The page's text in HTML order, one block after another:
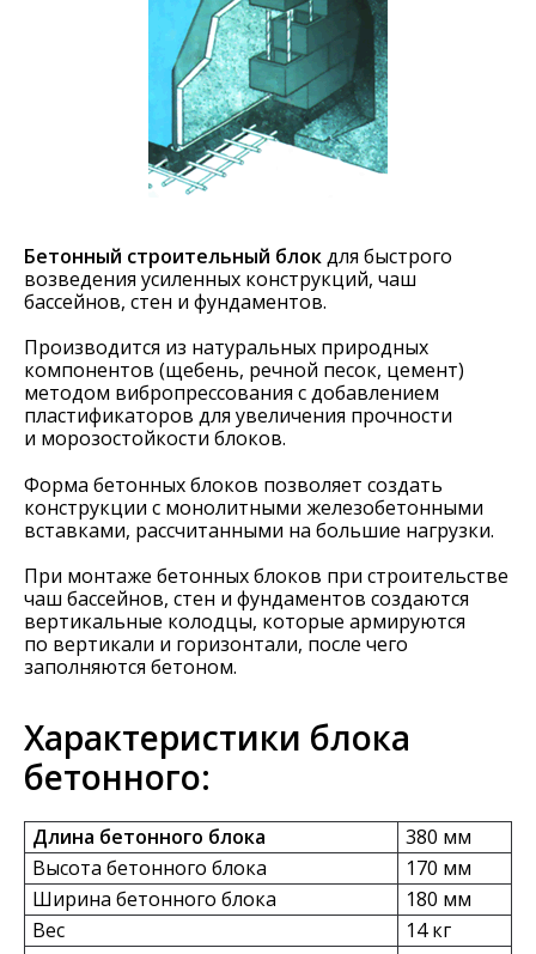
Бетонный строительный блокдля быстрого
возведения усиленных конструкций, чаш
бассейнов, стен и фундаментов.
Производится из натуральных природных
компонентов (щебень, речной песок, цемент)
методом вибропрессования с добавлением
пластификаторов для увеличения прочности
и морозостойкости блоков.
Форма бетонных блоков позволяет создать
конструкции с монолитными железобетонными
вставками, рассчитанными на большие нагрузки.
При монтаже бетонных блоков при строительстве
чаш бассейнов, стен и фундаментов создаются
вертикальные колодцы, которые армируются
по вертикали и горизонтали, после чего
заполняются бетоном.
Характеристики блока
бетонного:
Длина бетонного блока
380 мм
Высота бетонного блока
170 мм
Ширина бетонного блока
180 мм
Вес
14 кг